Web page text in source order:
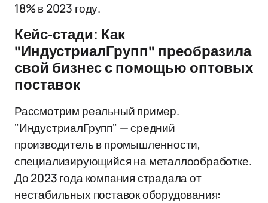
18% в 2023 году.
Кейс-стади: Как
"ИндустриалГрупп" преобразила
свой бизнес с помощью оптовых
поставок
Рассмотрим реальный пример.
"ИндустриалГрупп" — средний
производитель в промышленности,
специализирующийся на металлообработке.
До 2023 года компания страдала от
нестабильных поставок оборудования: